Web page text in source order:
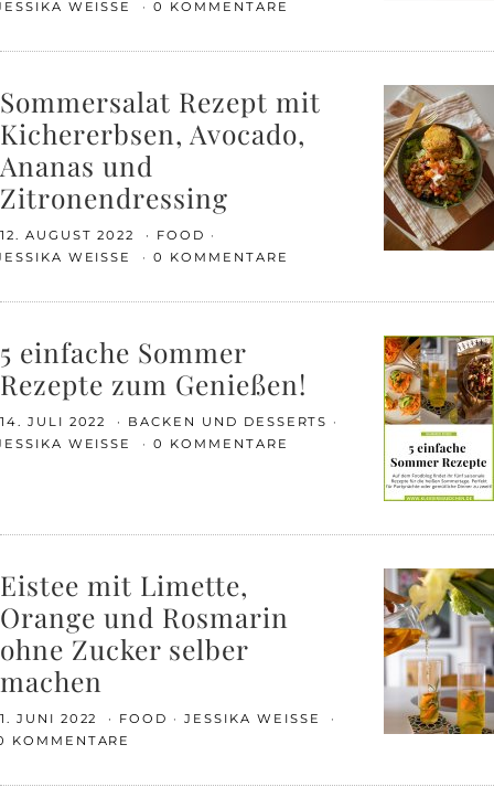
WEISSE
0 KOMMENTARE
Sommersalat Rezept mit
Kichererbsen, Avocado,
Ananas und
Zitronendressing
12. AUGUST 2022
FOOD
WEISSE
0 KOMMENTARE
5 einfache Sommer
Rezepte zum Genießen!
14. JULI 2022
BACKEN UND DESSERTS
WEISSE
0 KOMMENTARE
Eistee mit Limette,
Orange und Rosmarin
ohne Zucker selber
machen
1. JUNI 2022 FOOD
JESSIKA WEISSE
KOMMENTARE